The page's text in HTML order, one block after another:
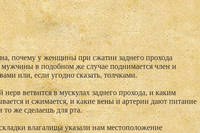
почему у женщины при сжатии заднего прохода
в подобном же случае поднимается член и
или, если угодно сказать, толчками.
ветвится в мускулах заднего прохода, и каким
и сжимается, и какие вены и артерии дают питание
же сделаешь для рта.
влагалища указали нам местоположение